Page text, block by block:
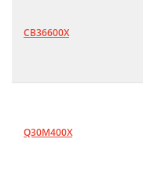
CB36600X
Q30M400X